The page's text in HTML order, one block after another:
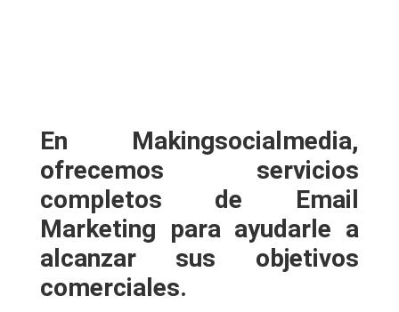
En Makingsocialmedia,
ofrecemos servicios
completos de Email
Marketing para ayudarle a
alcanzar sus objetivos
comerciales.